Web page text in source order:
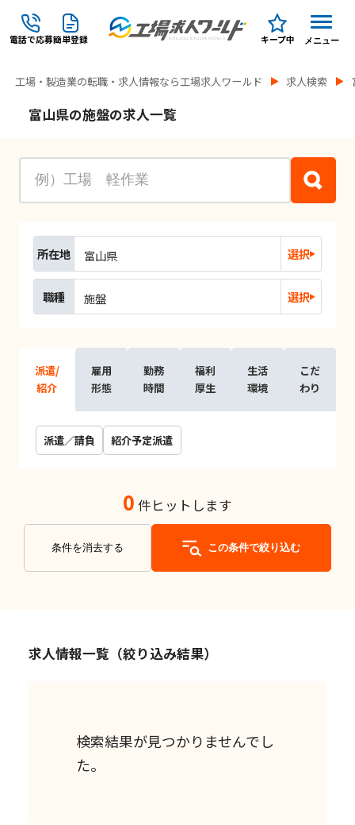
電話で応募簡単登録 キープ中 メニュー
工場・製造業の転職・求人情報なら工場求人ワールド 求人検索
富山県の施盤の求人一覧
所在地 富山県 選択
職種 施盤 選択
派遣/
紹介
雇用
形態
勤務
時間
福利
厚生
生活
環境
こだ
わり
派遣／請負 紹介予定派遣
0 件ヒットします
条件を消去する この条件で絞り込む
求人情報一覧（絞り込み結果）
検索結果が見つかりませんでし
た。